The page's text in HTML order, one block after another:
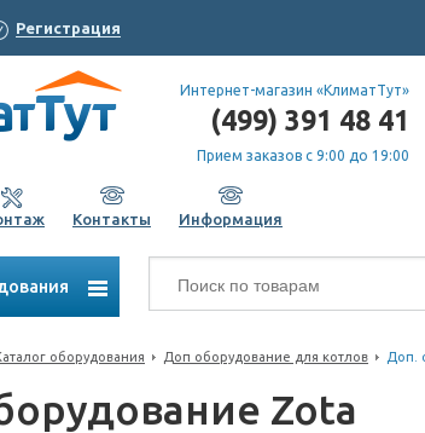
Регистрация
Интернет-магазин «КлиматТут»
(499) 391 48 41
Прием заказов с 9:00 до 19:00
Контакты Информация
оборудования Доп оборудование для котлов Доп.
Zota